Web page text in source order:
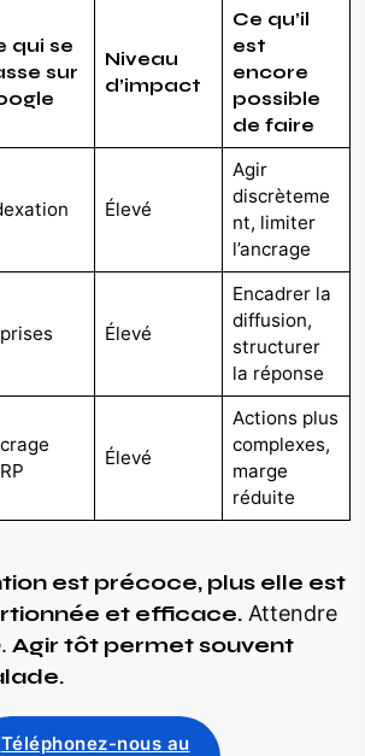
qui se
sur
Niveau
d’impact
Ce qu’il
est
encore
possible
de faire
Élevé
Agir
discrèteme
nt, limiter
l’ancrage
Élevé
Encadrer la
diffusion,
structurer
la réponse
Élevé
Actions plus
complexes,
marge
réduite
est précoce, plus elle est
et efficace. Attendre
Agir tôt permet souvent
Téléphonez-nous au